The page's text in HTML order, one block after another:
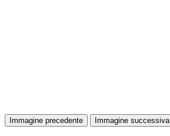
Immagine precedente Immagine successiva